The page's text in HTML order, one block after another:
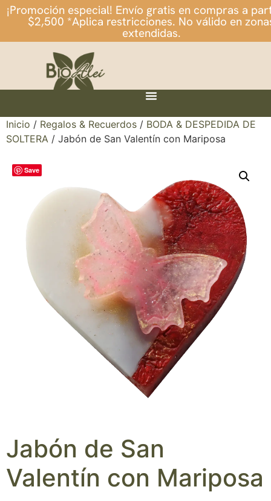
¡Promoción especial! Envío gratis en compras a
$2,500 *Aplica restricciones. No válido en
extendidas.
Inicio / Regalos & Recuerdos / BODA & DESPEDIDA DE
SOLTERA / Jabón de San Valentín con Mariposa
Save
Jabón de San
Valentín con Mariposa